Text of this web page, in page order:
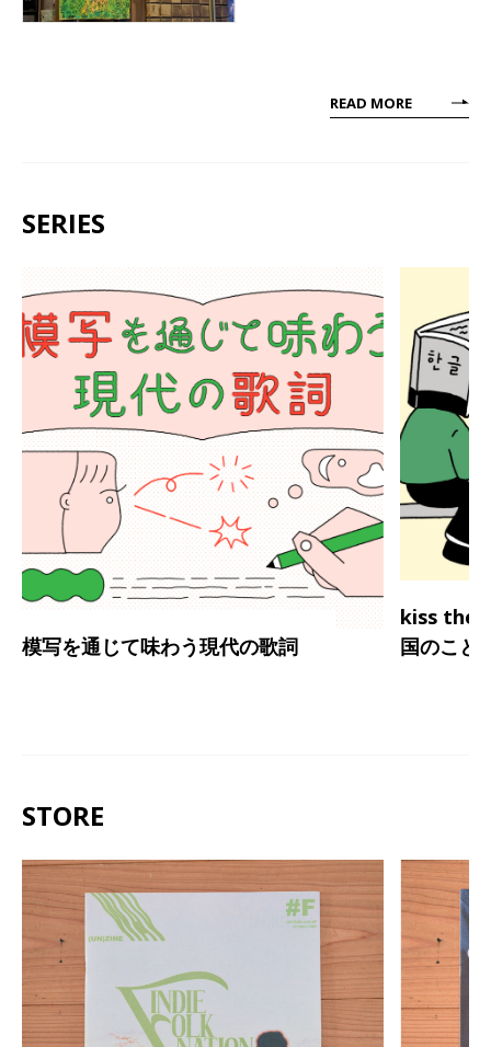
READ MORE
SERIES
模写を通じて味わう現代の歌詞
kiss the
国のこと
STORE